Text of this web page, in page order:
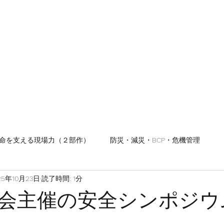
を支える現場力（２部作） 防災・減災・BCP・危機管理
主催の安全シンポジウ
年10月23日 読了時間: 1分